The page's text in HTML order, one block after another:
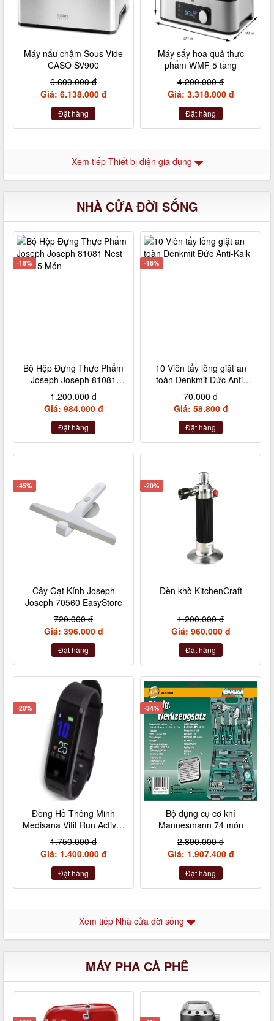
Máy nấu chậm Sous Vide
CASO SV900
6.600.000 đ
Giá: 6.138.000 đ
Đặt hàng
Máy sấy hoa quả thực
phẩm WMF 5 tầng
4.200.000 đ
Giá: 3.318.000 đ
Đặt hàng
Xem tiếp Thiết bị điện gia dụng
NHÀ CỬA ĐỜI SỐNG
-18%
Bộ Hộp Đựng Thực Phẩm
Joseph Joseph 81081
Nest Lock 5 Món
1.200.000 đ
Giá: 984.000 đ
Đặt hàng
-16%
10 Viên tẩy lồng giặt an
toàn Denkmit Đức Anti-
Kalk
70.000 đ
Giá: 58.800 đ
Đặt hàng
-45%
Cây Gạt Kính Joseph
Joseph 70560 EasyStore
720.000 đ
Giá: 396.000 đ
Đặt hàng
-20%
Đèn khò KitchenCraft
1.200.000 đ
Giá: 960.000 đ
Đặt hàng
-20%
Đồng Hồ Thông Minh
Medisana Vifit Run Activity
Tracker 79492
1.750.000 đ
Giá: 1.400.000 đ
Đặt hàng
-34%
Bộ dụng cụ cơ khí
Mannesmann 74 món
2.890.000 đ
Giá: 1.907.400 đ
Đặt hàng
Xem tiếp Nhà cửa đời sống
MÁY PHA CÀ PHÊ